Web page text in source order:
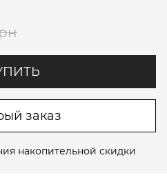
заказ
накопительной скидки